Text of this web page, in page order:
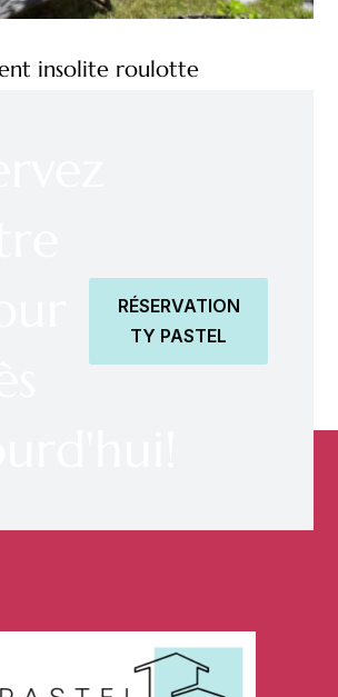
insolite roulotte
RÉSERVATION
TY PASTEL